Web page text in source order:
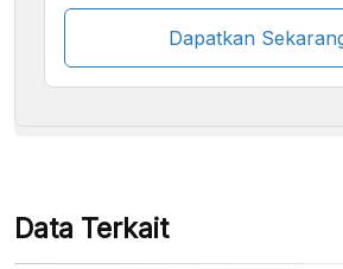
Dapatkan
Beberapa metode pembayaran
Data Terkait